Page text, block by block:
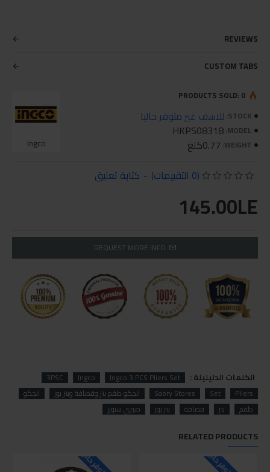
REVIEWS
CUSTOM TABS
STOCK: للاسف غير متوفر حاليا
MODEL:
HKPS08318
WEIGHT: 0.77كلغ Ingco
PRODUCTS SOLD: 0
(0 التقييمات) - كتابة تعليق
145.00LE
REQUEST MORE INFO
الكلمات الدليليلة : Ingco 3 PCS Pliers Set
Ingco
3PSC
Pliers
Set
Sabry Stores انجكو طقم بنز وقصافة وبنز بوز
انجكو
طقم
بنز قصافة بنز بوز صبري ستورز
RELATED PRODUCTS